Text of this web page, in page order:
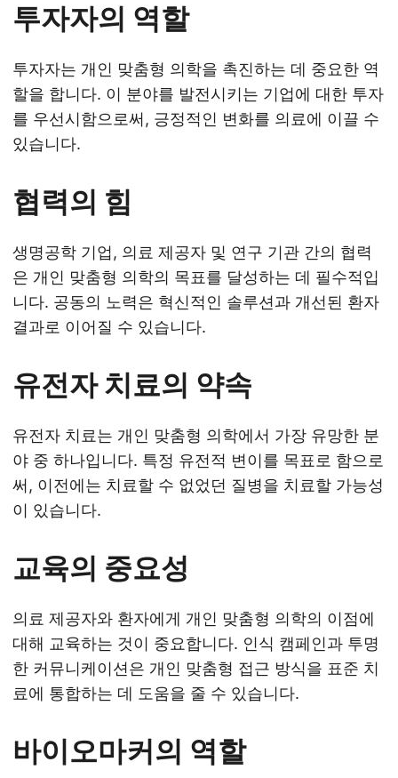
투자자의 역할
투자자는 개인 맞춤형 의학을 촉진하는 데 중요한 역
할을 합니다. 이 분야를 발전시키는 기업에 대한 투자
를 우선시함으로써, 긍정적인 변화를 의료에 이끌 수
있습니다.
협력의 힘
생명공학 기업, 의료 제공자 및 연구 기관 간의 협력
은 개인 맞춤형 의학의 목표를 달성하는 데 필수적입
니다. 공동의 노력은 혁신적인 솔루션과 개선된 환자
결과로 이어질 수 있습니다.
유전자 치료의 약속
유전자 치료는 개인 맞춤형 의학에서 가장 유망한 분
야 중 하나입니다. 특정 유전적 변이를 목표로 함으로
써, 이전에는 치료할 수 없었던 질병을 치료할 가능성
이 있습니다.
교육의 중요성
의료 제공자와 환자에게 개인 맞춤형 의학의 이점에
대해 교육하는 것이 중요합니다. 인식 캠페인과 투명
한 커뮤니케이션은 개인 맞춤형 접근 방식을 표준 치
료에 통합하는 데 도움을 줄 수 있습니다.
바이오마커의 역할